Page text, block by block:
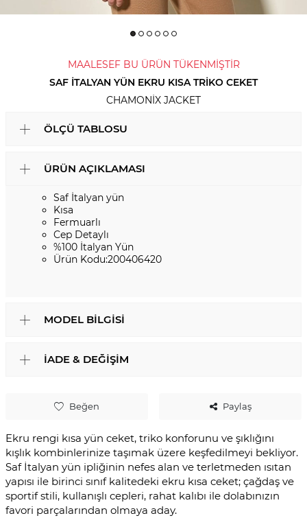
MAALESEF BU ÜRÜN TÜKENMİŞTİR
SAF İTALYAN YÜN EKRU KISA TRIKO CEKET
CHAMONIX JACKET
Beğen Paylaş
Ekru rengi kısa yün ceket, triko konforunu ve şıklığını
kışlık kombinlerinize taşımak üzere keşfedilmeyi bekliyor.
Saf İtalyan yün ipliğinin nefes alan ve terletmeden ısıtan
yapısı ile birinci sınıf kalitedeki ekru kısa ceket; çağdaş ve
sportif stili, kullanışlı cepleri, rahat kalıbı ile dolabınızın
favori parçalarından olmaya aday.
ÖLÇÜ TABLOSU
ÜRÜN AÇIKLAMASI
Saf İtalyan yün
Kısa
Fermuarlı
Cep Detaylı
%100 İtalyan Yün
Ürün Kodu:200406420
MODEL BILGISI
İADE & DEĞIŞIM